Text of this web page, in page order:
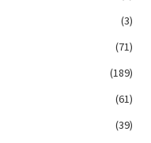
(3)
(71)
(189)
(61)
(39)